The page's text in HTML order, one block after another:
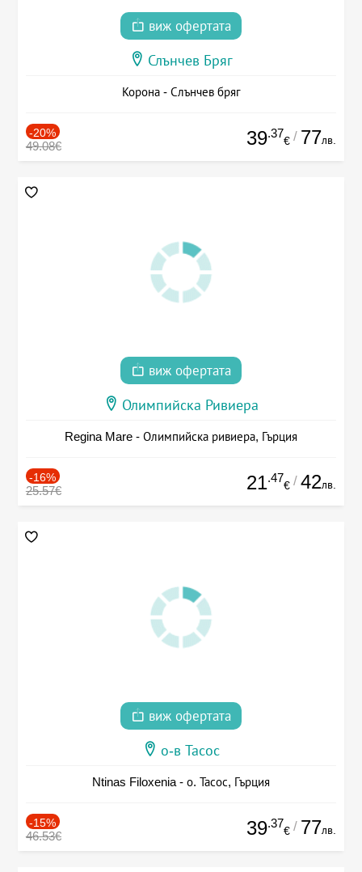
виж офертата
Слънчев Бряг
Корона - Слънчев бряг
-20%
49.08€ 39.37
€ / 77лв.
виж офертата
Олимпийска Ривиера
Regina Mare - Олимпийска ривиера, Гърция
-16%
25.57€ 21.47
€ / 42лв.
виж офертата
о-в Тасос
Ntinas Filoxenia - о. Тасос, Гърция
-15%
46.53€ 39.37
€ / 77лв.